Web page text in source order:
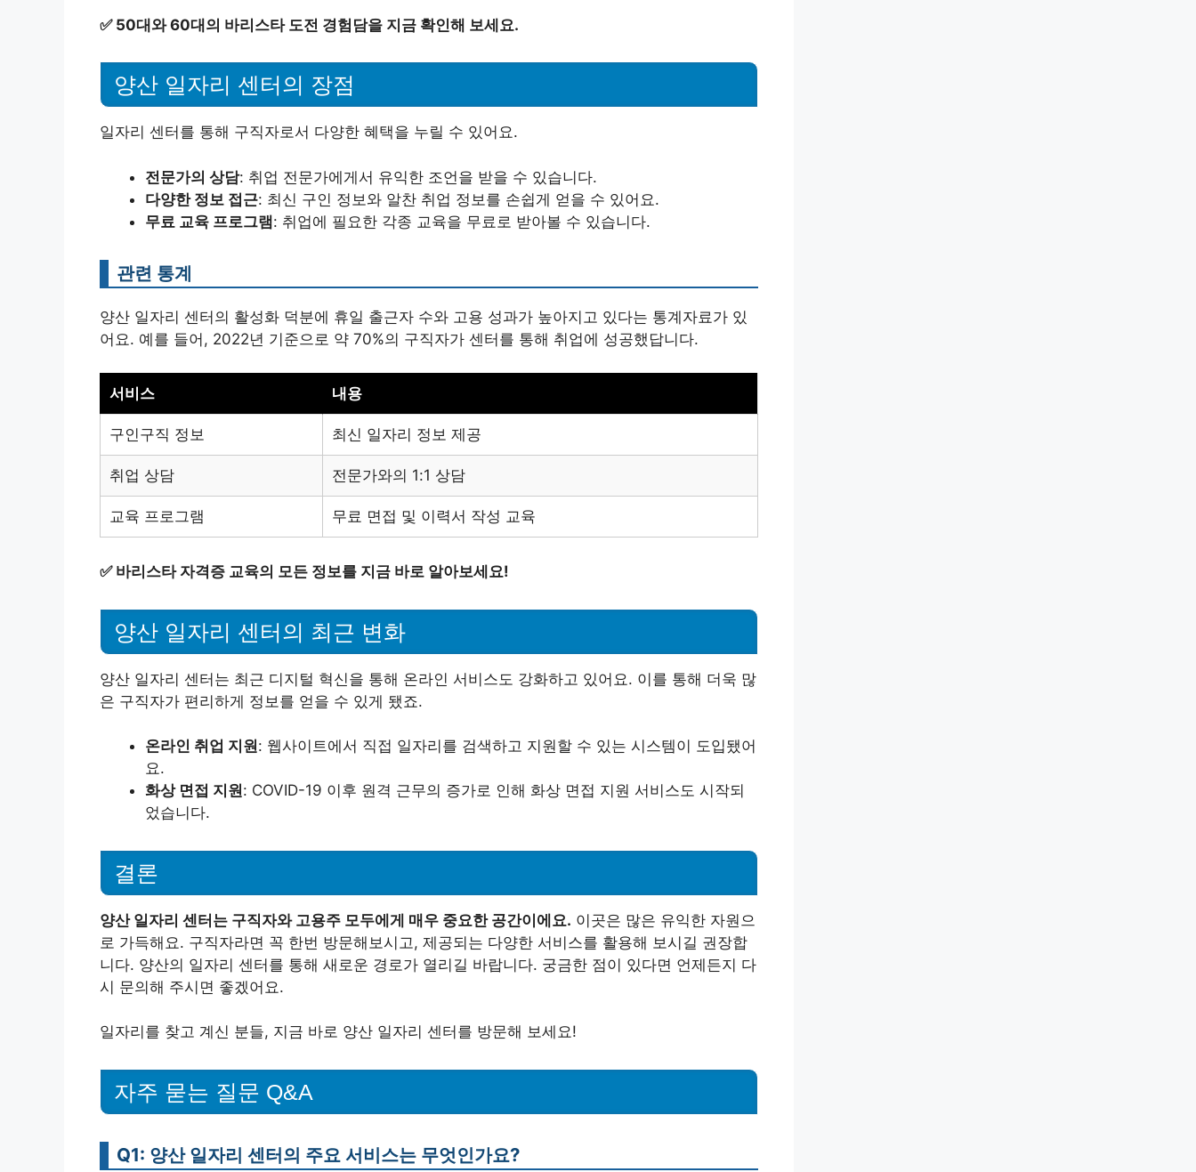
✅ 50대와 60대의 바리스타 도전 경험담을 지금 확인해 보세요.
양산 일자리 센터의 장점
일자리 센터를 통해 구직자로서 다양한 혜택을 누릴 수 있어요.
전문가의 상담: 취업 전문가에게서 유익한 조언을 받을 수 있습니다.
다양한 정보 접근: 최신 구인 정보와 알찬 취업 정보를 손쉽게 얻을 수 있어요.
무료 교육 프로그램: 취업에 필요한 각종 교육을 무료로 받아볼 수 있습니다.
관련 통계
양산 일자리 센터의 활성화 덕분에 휴일 출근자 수와 고용 성과가 높아지고 있다는 통계자료가 있
어요. 예를 들어, 2022년 기준으로 약 70%의 구직자가 센터를 통해 취업에 성공했답니다.
서비스 내용
구인구직 정보 최신 일자리 정보 제공
취업 상담 전문가와의 1:1 상담
교육 프로그램 무료 면접 및 이력서 작성 교육
✅ 바리스타 자격증 교육의 모든 정보를 지금 바로 알아보세요!
양산 일자리 센터의 최근 변화
양산 일자리 센터는 최근 디지털 혁신을 통해 온라인 서비스도 강화하고 있어요. 이를 통해 더욱 많
은 구직자가 편리하게 정보를 얻을 수 있게 됐죠.
온라인 취업 지원: 웹사이트에서 직접 일자리를 검색하고 지원할 수 있는 시스템이 도입됐어
요.
화상 면접 지원: COVID-19 이후 원격 근무의 증가로 인해 화상 면접 지원 서비스도 시작되
었습니다.
결론
양산 일자리 센터는 구직자와 고용주 모두에게 매우 중요한 공간이에요. 이곳은 많은 유익한 자원으
로 가득해요. 구직자라면 꼭 한번 방문해보시고, 제공되는 다양한 서비스를 활용해 보시길 권장합
니다. 양산의 일자리 센터를 통해 새로운 경로가 열리길 바랍니다. 궁금한 점이 있다면 언제든지 다
시 문의해 주시면 좋겠어요.
일자리를 찾고 계신 분들, 지금 바로 양산 일자리 센터를 방문해 보세요!
자주 묻는 질문 Q&A
Q1: 양산 일자리 센터의 주요 서비스는 무엇인가요?